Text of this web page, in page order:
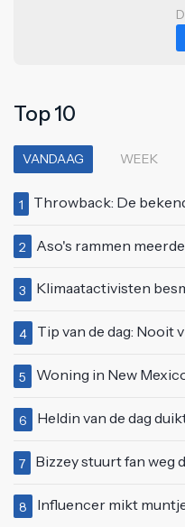
Top 10
VANDAAG WEEK
1 Throwback: De bekende "Buurman,
2 Aso's rammen meerdere keren de
3 Klimaatactivisten besmeuren
4 Tip van de dag: Nooit
5 Woning in New Mexico
6 Heldin van de dag duikt riool
7 Bizzey stuurt fan weg die niet
8 Influencer mikt muntje in